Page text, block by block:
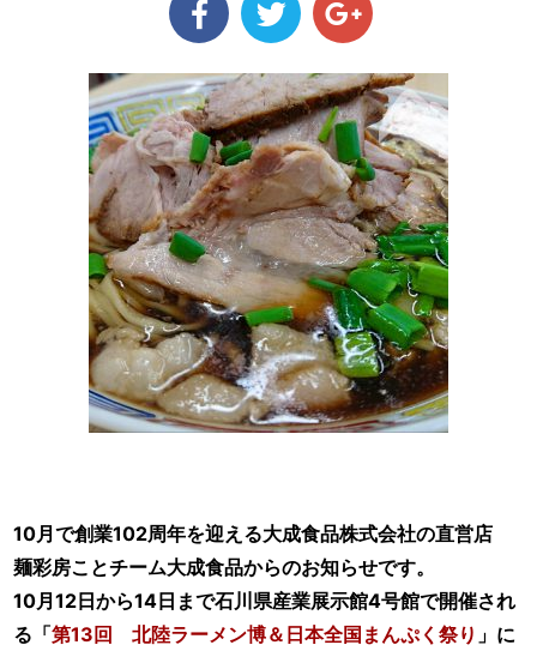
10月で創業102周年を迎える大成食品株式会社の直営店
麺彩房ことチーム大成食品からのお知らせです。
10月12日から14日まで石川県産業展示館4号館で開催され
る「第13回 北陸ラーメン博＆日本全国まんぷく祭り 」に